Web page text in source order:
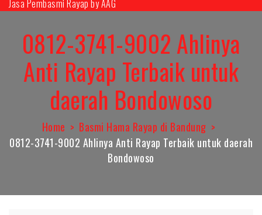
Skip
content
Jasa Pembasmi Rayap by AAG
0812-3741-9002 Ahlinya
Anti Rayap Terbaik untuk
daerah Bondowoso
Home
Basmi Hama Rayap di Bandung
0812-3741-9002 Ahlinya Anti Rayap Terbaik untuk daerah
Bondowoso